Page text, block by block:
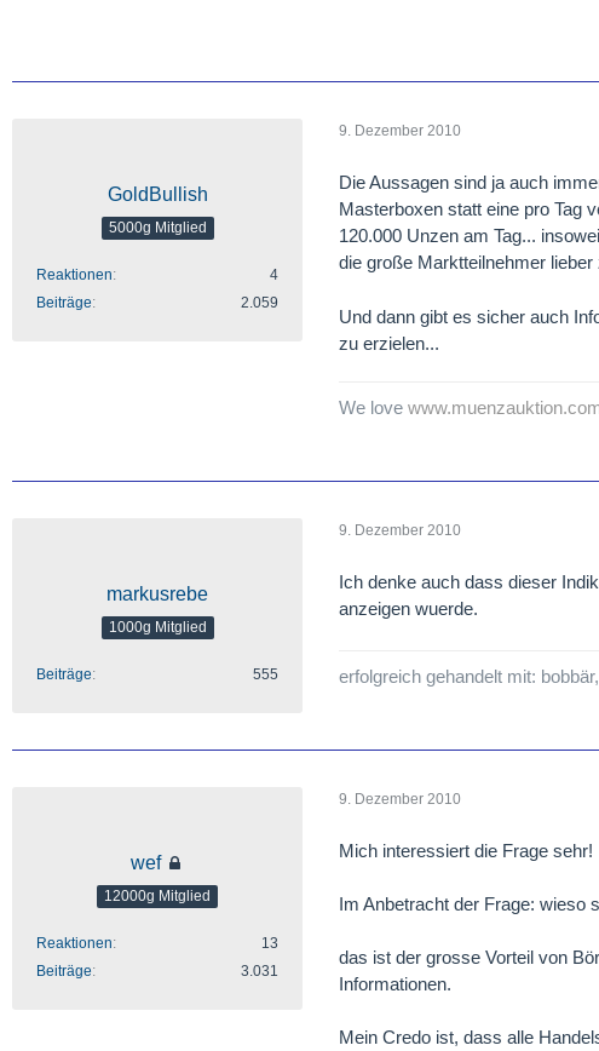
GoldBullish
5000g Mitglied
Reaktionen
4
Beiträge
2.059
9. Dezember 2010
Die Aussagen sind ja auch
Masterboxen statt eine pro Tag
120.000 Unzen am Tag...
die große Marktteilnehmer
Und dann gibt es sicher auch
zu erzielen...
We love
markusrebe
1000g Mitglied
Beiträge 555
9. Dezember 2010
Ich denke auch dass dieser
anzeigen wuerde.
erfolgreich gehandelt mit:
wef
12000g Mitglied
Reaktionen
13
Beiträge
3.031
9. Dezember 2010
Mich interessiert die Frage sehr!
Im Anbetracht der Frage: wieso
das ist der grosse Vorteil von
Informationen.
Mein Credo ist, dass alle